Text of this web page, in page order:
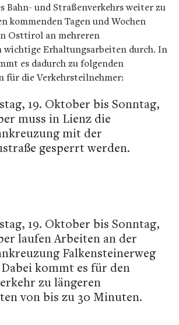
Bahn- und Straßenverkehrs weiter zu
kommenden Tagen und Wochen
Osttirol an mehreren
wichtige Erhaltungsarbeiten durch. In
es dadurch zu folgenden
für die Verkehrsteilnehmer:
19. Oktober bis Sonntag,
muss in Lienz die
mit der
gesperrt werden.
19. Oktober bis Sonntag,
laufen Arbeiten an der
Falkensteinerweg
kommt es für den
zu längeren
von bis zu 30 Minuten.